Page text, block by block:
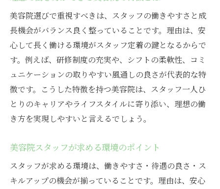
美容院選びで重視すべきは、スタッフの働きやすさと成
長機会がバランス良く整っていることです。理由は、安
心して長く働ける環境がスタッフ定着の鍵となるからで
す。例えば、研修制度の充実や、シフトの柔軟性、コミ
ュニケーションの取りやすい風通しの良さが代表的な特
徴です。こうした特徴を持つ美容院は、スタッフ一人ひ
とりのキャリアやライフスタイルに寄り添い、理想の働
き方を実現しやすいと言えるでしょう。
美容院スタッフが求める環境のポイント
スタッフが求める環境は、働きやすさ・待遇の良さ・ス
キルアップの機会が揃っていることです。理由は、安心